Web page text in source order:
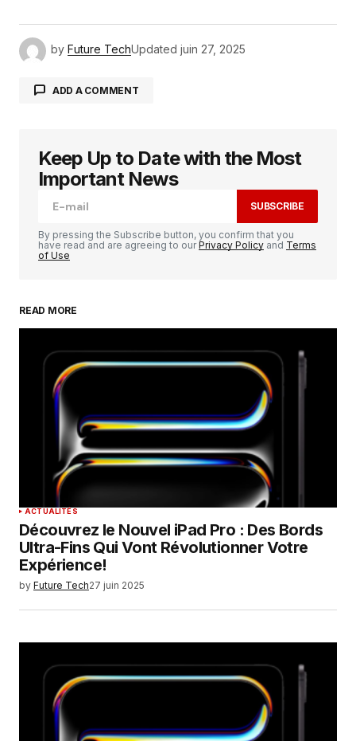
by Future TechUpdated juin 27, 2025
ADD A COMMENT
Votre adresse e-mail ne sera pas publiée. Les
champs obligatoires sont indiqués avec
Your Name
Your E-mail*
Enregistrer mon nom, mon e-mail et mon
site dans le navigateur pour mon prochain
commentaire.
SUBMIT COMMENT
Keep Up to Date with the Most
Important News
SUBSCRIBE
By pressing the Subscribe button, you confirm that you
have read and are agreeing to ourPrivacy Policy and Terms
of Use
READ MORE
ACTUALITÉS
Découvrez le Nouvel iPad Pro : Des Bords
Ultra-Fins Qui Vont Révolutionner Votre
Expérience!
by Future Tech27 juin 2025